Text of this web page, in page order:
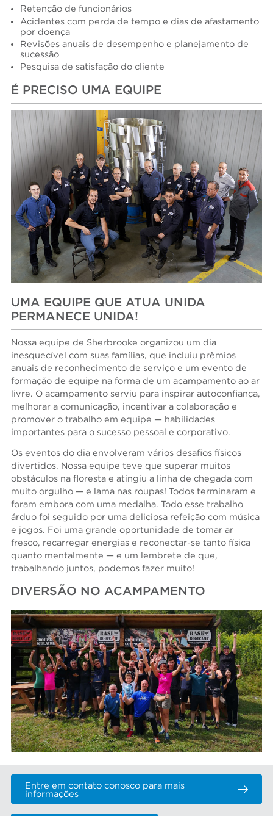
Retenção de funcionários
Acidentes com perda de tempo e dias de afastamento
por doença
Revisões anuais de desempenho e planejamento de
sucessão
Pesquisa de satisfação do cliente
É PRECISO UMA EQUIPE
UMA EQUIPE QUE ATUA UNIDA
PERMANECE UNIDA!
Nossa equipe de Sherbrooke organizou um dia
inesquecível com suas famílias, que incluiu prêmios
anuais de reconhecimento de serviço e um evento de
formação de equipe na forma de um acampamento ao ar
livre. O acampamento serviu para inspirar autoconfiança,
melhorar a comunicação, incentivar a colaboração e
promover o trabalho em equipe — habilidades
importantes para o sucesso pessoal e corporativo.
Os eventos do dia envolveram vários desafios físicos
divertidos. Nossa equipe teve que superar muitos
obstáculos na floresta e atingiu a linha de chegada com
muito orgulho — e lama nas roupas! Todos terminaram e
foram embora com uma medalha. Todo esse trabalho
árduo foi seguido por uma deliciosa refeição com música
e jogos. Foi uma grande oportunidade de tomar ar
fresco, recarregar energias e reconectar-se tanto física
quanto mentalmente — e um lembrete de que,
trabalhando juntos, podemos fazer muito!
DIVERSÃO NO ACAMPAMENTO
Entre em contato conosco para mais
informações